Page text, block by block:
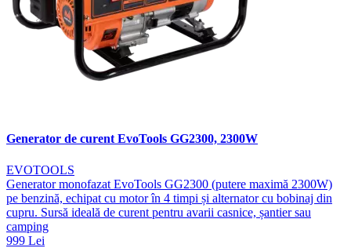
Generator de curent EvoTools GG2300, 2300W
EVOTOOLS
Generator monofazat EvoTools GG2300 (putere maximă 2300W)
pe benzină, echipat cu motor în 4 timpi și alternator cu bobinaj din
cupru. Sursă ideală de curent pentru avarii casnice, șantier sau
camping
999 Lei